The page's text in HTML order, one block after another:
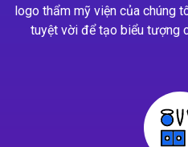
logo thẩm mỹ viện của chúng
tuyệt vời để tạo biểu tượng